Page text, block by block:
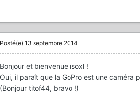
Posté(e) 13 septembre 2014
Bonjour et bienvenue isoxl !
Oui, il paraît que la GoPro est une caméra
(Bonjour titof44, bravo !)